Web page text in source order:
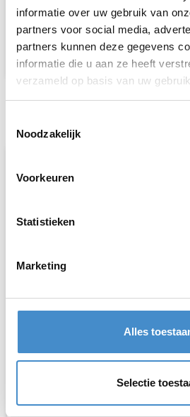
informatie over uw gebruik van
partners voor social media,
partners kunnen deze gegevens
informatie die u aan ze heeft
verzameld op basis van uw
Noodzakelijk
Voorkeuren
Statistieken
Marketing
Alles
Selectie
Heeft u overbodige interne
Neem contact met ons op.
Contact opnemen
Winkelvoorraad
of andere